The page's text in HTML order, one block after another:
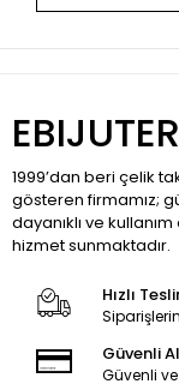
1999’dan beri çelik
gösteren firmamız;
dayanıklı ve
hizmet sunmaktadır.
Hızlı
Güvenli
Güvenli